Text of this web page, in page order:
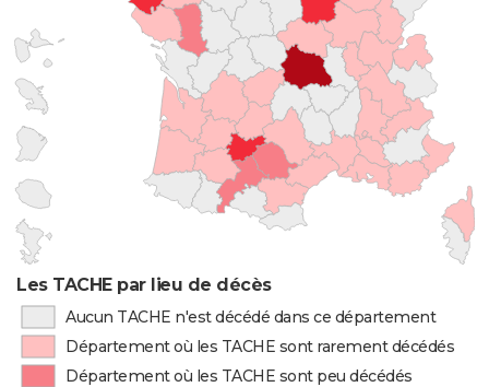
Les TACHE par lieu de décès
Aucun TACHE n'est décédé dans ce département
Département où les TACHE sont rarement décédés
Département où les TACHE sont peu décédés